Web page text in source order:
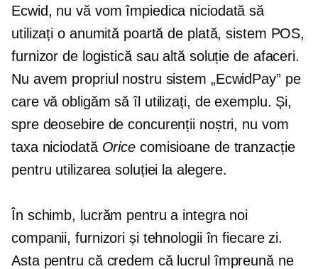
Ecwid, nu vă vom împiedica niciodată să
utilizați o anumită poartă de plată, sistem POS,
furnizor de logistică sau altă soluție de afaceri.
Nu avem propriul nostru sistem „EcwidPay” pe
care vă obligăm să îl utilizați, de exemplu. Și,
spre deosebire de concurenții noștri, nu vom
taxa niciodată Orice comisioane de tranzacție
pentru utilizarea soluției la alegere.
În schimb, lucrăm pentru a integra noi
companii, furnizori și tehnologii în fiecare zi.
Asta pentru că credem că lucrul împreună ne